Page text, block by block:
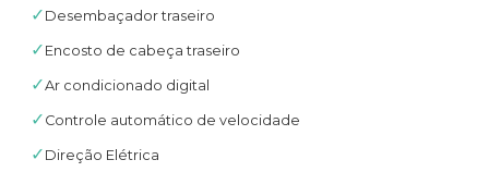
✓ Desembaçador traseiro
✓ Encosto de cabeça traseiro
✓Ar condicionado digital
✓ Controle automático de velocidade
✓ Direção Elétrica